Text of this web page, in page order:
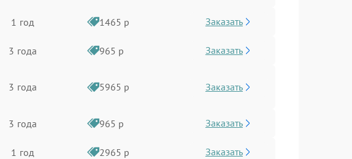
1 год 1465 р Заказать
3 года 965 р Заказать
3 года 5965 р Заказать
3 года 965 р Заказать
1 год 2965 р Заказать